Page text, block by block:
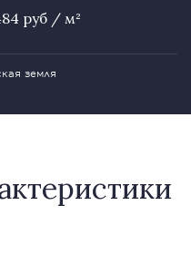
руб / м²
земля